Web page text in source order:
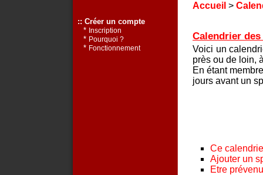
Accueil >
Calendrier
Voici un
près ou de loin,
En étant
jours avant un
Ce
Ajouter un
Etre
:: Créer un compte
* Inscription
* Pourquoi ?
* Fonctionnement